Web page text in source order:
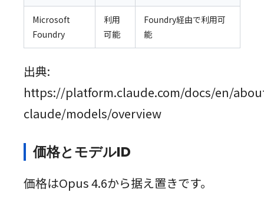
Microsoft
Foundry
利用
可能
Foundry経由で利用可
能
出典:
https://platform.claude.com/docs/en/
claude/models/overview
価格とモデルID
価格はOpus 4.6から据え置きです。